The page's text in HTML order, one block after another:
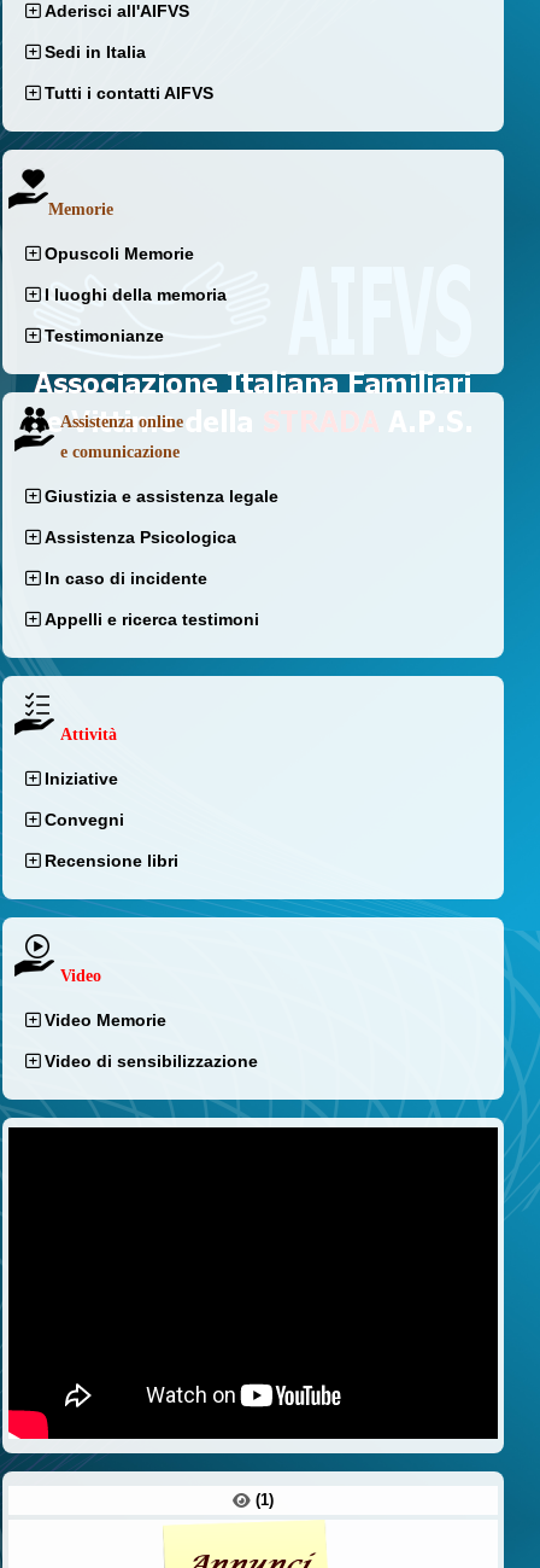
Aderisci all'AIFVS
Sedi in Italia
Tutti i contatti AIFVS
Memorie
Opuscoli Memorie
I luoghi della memoria
Testimonianze
Assistenza online
e comunicazione
Giustizia e assistenza legale
Assistenza Psicologica
In caso di incidente
Appelli e ricerca testimoni
Attività
Iniziative
Convegni
Recensione libri
Video
Video Memorie
Video di sensibilizzazione
(1)